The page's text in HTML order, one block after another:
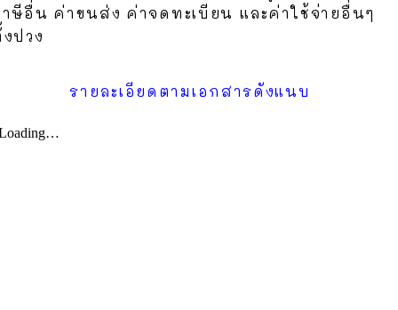
ษีอื่น ค่าขนส่ง ค่าจดทะเบียน และค่าใช้จ่ายอื่นๆ
ปวง
รายละเอียดตามเอกสารดังแนบ